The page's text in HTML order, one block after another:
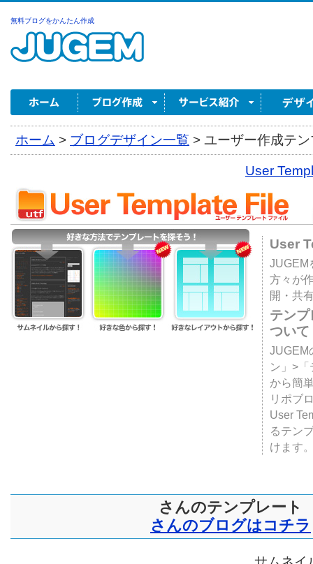
無料ブログをかんたん作成
ホーム > ブログデザイン一覧 > ユーザー作成テ
User
User
JUGEM
方々が
開・共
テン
ついて
JUGEM
ン」>
から簡
リポブ
User
るテン
けます
さんのテンプレート
さんのブログはコチラ